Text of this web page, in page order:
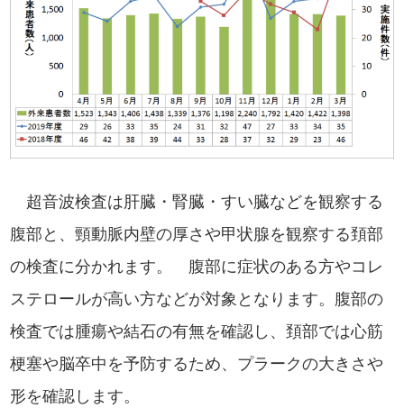
超音波検査は肝臓・腎臓・すい臓などを観察する
腹部と、頸動脈内壁の厚さや甲状腺を観察する頚部
の検査に分かれます。 腹部に症状のある方やコレ
ステロールが高い方などが対象となります。腹部の
検査では腫瘍や結石の有無を確認し、頚部では心筋
梗塞や脳卒中を予防するため、プラークの大きさや
形を確認します。